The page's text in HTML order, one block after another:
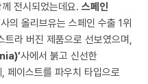
전시되었는데요. 스페인
사의 올리브유는 스페인 수출 1위
라 버진 제품으로 선보였으며,
사에서 붉고 신선한
페이스트를 파우치 타입으로